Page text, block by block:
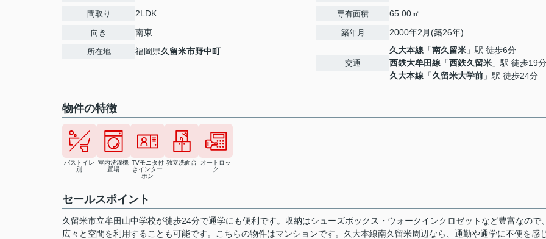
間取り 2LDK
向き 南東
所在地 福岡県久留米市野中町
専有面積 65.00㎡
築年月 2000年2月(築26年)
交通
久大本線 「南久留米 」駅 徒歩6分
西鉄大牟田線 「西鉄久留米 」駅 徒歩19分
久大本線 「久留米大学前 」駅 徒歩24分
物件の特徴
バストイレ
別
室内洗濯機
置場
TVモニタ付
きインター
ホン
独立洗面台
オートロッ
ク
セールスポイント
久留米市立牟田山中学校が徒歩24分で通学にも便利です。収納はシューズボックス・ウォークインクロゼットなど豊富なので
広々と空間を利用することも可能です。こちらの物件はマンションです。久大本線南久留米周辺なら、通勤や通学に不便を感